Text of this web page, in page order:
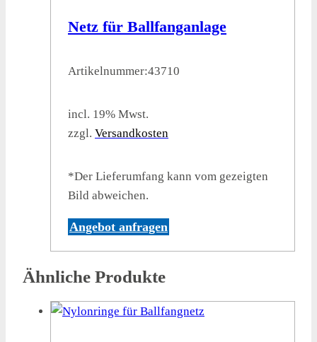
Netz für Ballfanganlage
Artikelnummer:43710
incl. 19% Mwst.
zzgl. Versandkosten
*Der Lieferumfang kann vom gezeigten
Bild abweichen.
Angebot anfragen
Ähnliche Produkte